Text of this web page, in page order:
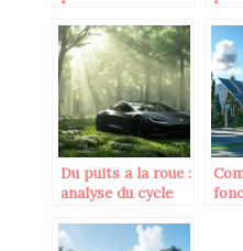
batterie
et
Du puits a la roue :
analyse du cycle
voiture electrique